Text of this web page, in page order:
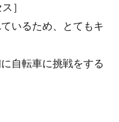
］
いるため、とてもキ
自転車に挑戦をする